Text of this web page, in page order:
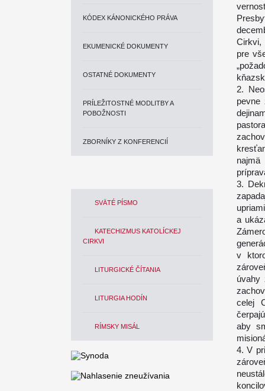
KÓDEX KÁNONICKÉHO PRÁVA
EKUMENICKÉ DOKUMENTY
OSTATNÉ DOKUMENTY
PRÍLEŽITOSTNÉ MODLITBY A
POBOŽNOSTI
ZBORNÍKY Z KONFERENCIÍ
SVÄTÉ PÍSMO
KATECHIZMUS KATOLÍCKEJ
CIRKVI
LITURGICKÉ ČÍTANIA
LITURGIA HODÍN
RÍMSKY MISÁL
Cirkvi,
pre
2.
pevne
3.
a
v
úvahy
celej
aby
4. V